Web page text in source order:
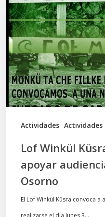
Actividades
Küsra
convoca
a
apoyar
audiencia
en
Juzgado
Lof Winkül
apoyar
Osorno
El Lof Winkül Küsra convoca a